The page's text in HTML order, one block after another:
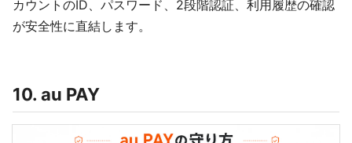
カウントのID、パスワード、2段階認証、利用履歴の確認
が安全性に直結します。
10. au PAY